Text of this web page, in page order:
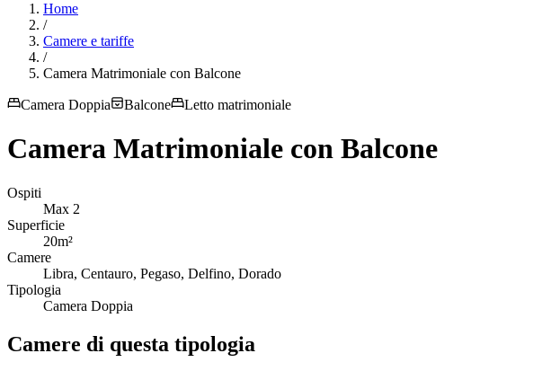
Home
/
Camere e tariffe
/
Camera Matrimoniale con Balcone
Camera Doppia Balcone Letto matrimoniale
Camera Matrimoniale con Balcone
Ospiti
Max 2
Superficie
20m²
Camere
Libra, Centauro, Pegaso, Delfino, Dorado
Tipologia
Camera Doppia
Camere di questa tipologia